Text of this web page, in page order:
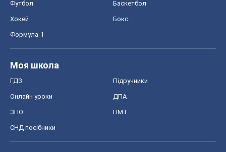
Футбол Баскетбол
Хокей Бокс
Формула-1
Моя школа
ГДЗ Підручники
Онлайн уроки ДПА
ЗНО НМТ
СНД посібники